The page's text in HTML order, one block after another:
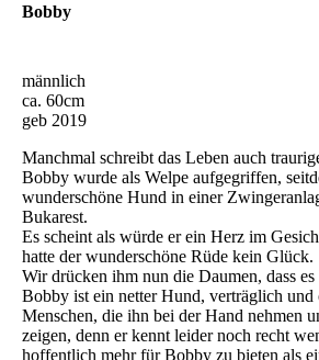
Bobby
männlich
ca. 60cm
geb 2019
Manchmal schreibt das Leben auch
Bobby wurde als Welpe aufgegriffen,
wunderschöne Hund in einer
Bukarest.
Es scheint als würde er ein Herz im
hatte der wunderschöne Rüde kein Glück.
Wir drücken ihm nun die Daumen, dass es
Bobby ist ein netter Hund, verträglich und
Menschen, die ihn bei der Hand nehmen
zeigen, denn er kennt leider noch recht
hoffentlich mehr für Bobby zu bieten als